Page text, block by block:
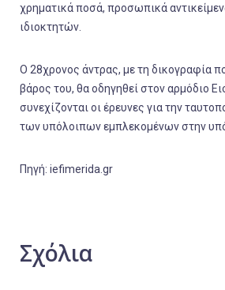
χρηματικά ποσά, προσωπικά
ιδιοκτητών.
Ο 28χρονος άντρας, με τη δικογραφία
βάρος του, θα οδηγηθεί στον αρμόδιο
συνεχίζονται οι έρευνες για την
των υπόλοιπων εμπλεκομένων στην
Πηγή: iefimerida.gr
Σχόλια